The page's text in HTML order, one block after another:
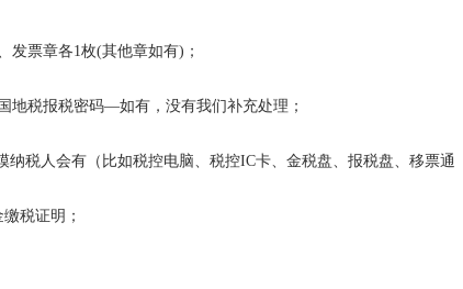
发票章各1枚(其他章如有) ；
地税报税密码—如有，没有我们补充处理；
纳税人会有（比如税控电脑、税控IC卡、金税盘、报税盘、移票通
税证明；